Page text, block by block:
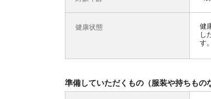
健康状態
健
し
す。
準備していただくもの（服装や持ちもの